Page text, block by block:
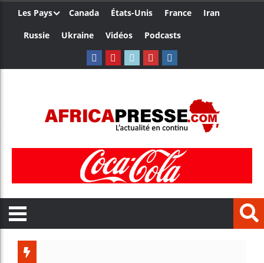
Les Pays Canada États-Unis France
Iran
Russie
Ukraine Vidéos Podcasts